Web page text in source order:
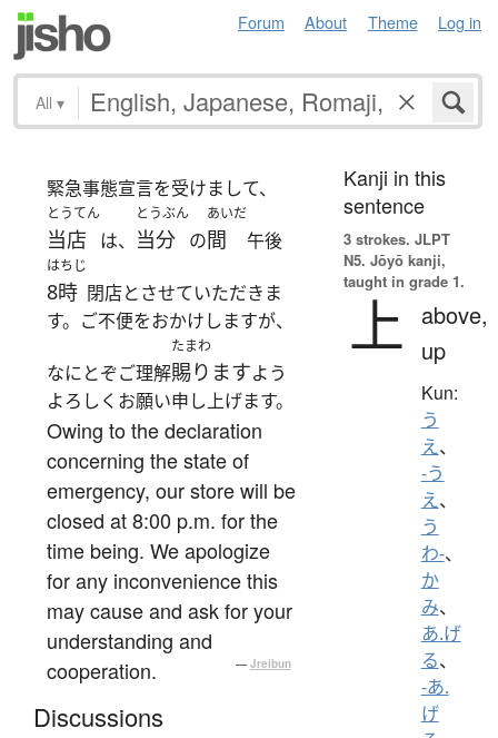
Forum About Theme Log in
All ▾
緊急事態宣言を受けまして、
とうてん
当店 は、
とうぶん
当分 の
あいだ
間 午後
はちじ
8時 閉店とさせていただきま
す。ご不便をおかけしますが、
なにとぞご理解
たまわ
賜りますよう
よろしくお願い申し上げます。
Owing to the declaration
concerning the state of
emergency, our store will be
closed at 8:00 p.m. for the
time being. We apologize
for any inconvenience this
may cause and ask for your
understanding and
cooperation.
— Jreibun
Discussions
Kanji in this
sentence
3 strokes. JLPT
N5. Jōyō kanji,
taught in grade 1.
上
above,
up
Kun:
う
え、
-う
え、
う
わ-、
か
み、
あ.げ
る、
-あ.
げ